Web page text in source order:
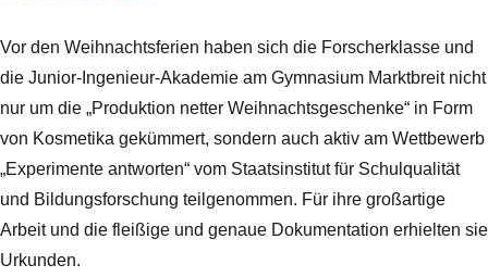
Vor den Weihnachtsferien haben sich die Forscherklasse und
die Junior-Ingenieur-Akademie am Gymnasium Marktbreit nicht
nur um die „Produktion netter Weihnachtsgeschenke“ in Form
von Kosmetika gekümmert, sondern auch aktiv am Wettbewerb
„Experimente antworten“ vom Staatsinstitut für Schulqualität
und Bildungsforschung teilgenommen. Für ihre großartige
Arbeit und die fleißige und genaue Dokumentation erhielten sie
Urkunden.